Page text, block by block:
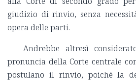
giudizio di rinvio, senza
opera delle parti.
Andrebbe altresì
pronuncia della Corte centrale
postulano il rinvio, poiché la